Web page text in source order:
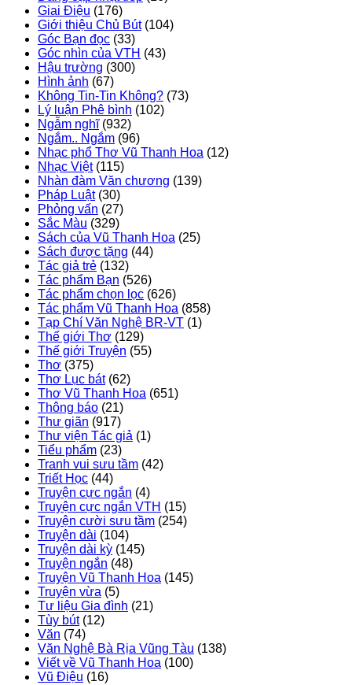
Giai Điệu (176)
Giới thiệu Chủ Bút(104)
Góc Bạn đọc (33)
Góc nhìn của VTH (43)
Hậu trường (300)
Hình ảnh (67)
Không Tin-Tin Không? (73)
Lý luận Phê bình (102)
Ngẫm nghĩ(932)
Ngắm.. Ngắm (96)
Nhạc phổ Thơ Vũ Thanh Hoa (12)
Nhạc Việt(115)
Nhàn đàm Văn chương (139)
Pháp Luật(30)
Phỏng vấn (27)
Sắc Màu (329)
Sách của Vũ Thanh Hoa (25)
Sách được tặng (44)
Tác giả trẻ (132)
Tác phẩm Bạn (526)
Tác phẩm chọn lọc (626)
Tác phẩm Vũ Thanh Hoa (858)
Tạp Chí Văn Nghệ BR-VT (1)
Thế giới Thơ (129)
Thế giới Truyện (55)
Thơ (375)
Thơ Lục bát(62)
Thơ Vũ Thanh Hoa (651)
Thông báo (21)
Thư giãn (917)
Thư viện Tác giả (1)
Tiểu phẩm (23)
Tranh vui sưu tầm (42)
Triết Học (44)
Truyện cực ngắn (4)
Truyện cực ngắn VTH (15)
Truyện cười sưu tầm (254)
Truyện dài (104)
Truyện dài kỳ (145)
Truyện ngắn (48)
Truyện Vũ Thanh Hoa (145)
Truyện vừa (5)
Tư liệu Gia đình (21)
Tùy bút(12)
Văn (74)
Văn Nghệ Bà Rịa Vũng Tàu (138)
Viết về Vũ Thanh Hoa (100)
Vũ Điệu (16)